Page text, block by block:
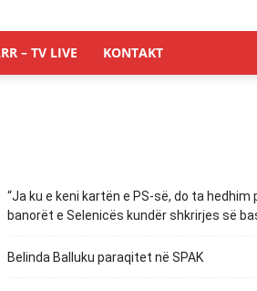
– TV LIVE KONTAKT
“Ja ku e keni kartën e PS-së, do ta hedhim
banorët e Selenicës kundër shkrirjes së
Belinda Balluku paraqitet në SPAK